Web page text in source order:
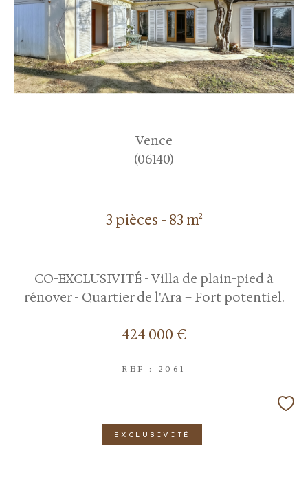
Vence
(06140)
3 pièces - 83 m²
CO-EXCLUSIVITÉ - Villa de plain-pied à
rénover - Quartier de l'Ara – Fort potentiel.
424 000 €
REF : 2061
EXCLUSIVITÉ